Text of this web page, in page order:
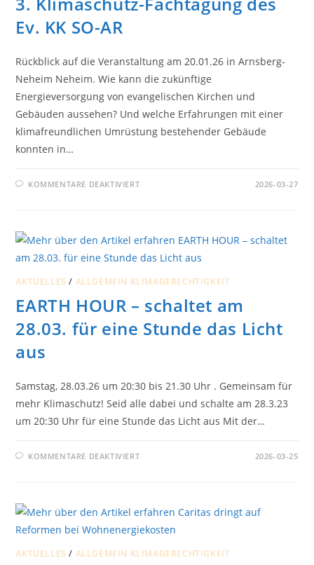
Ev. KK SO-AR
Rückblick auf die Veranstaltung am 20.01.26 in Arnsberg-
Neheim Neheim. Wie kann die zukünftige
Energieversorgung von evangelischen Kirchen und
Gebäuden aussehen? Und welche Erfahrungen mit einer
klimafreundlichen Umrüstung bestehender Gebäude
konnten in…
KOMMENTARE DEAKTIVIERTFÜR
KK
SO-
AR
2026-03-27
AKTUELLES / ALLGEMEIN KLIMAGERECHTIGKEIT
EARTH HOUR – schaltet am
28.03. für eine Stunde das Licht
aus
Samstag, 28.03.26 um 20:30 bis 21.30 Uhr . Gemeinsam für
mehr Klimaschutz! Seid alle dabei und schalte am 28.3.23
um 20:30 Uhr für eine Stunde das Licht aus Mit der…
KOMMENTARE DEAKTIVIERTFÜR
28.03.
FÜR
EINE
STUNDE
LICHT
2026-03-25
AKTUELLES / ALLGEMEIN KLIMAGERECHTIGKEIT